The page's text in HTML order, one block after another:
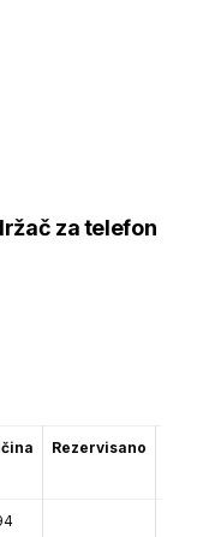
za telefon
Rezervisano